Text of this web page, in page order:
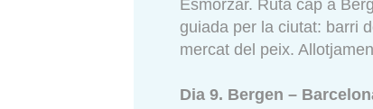
Esmorzar. Ruta cap a
guiada per la ciutat: barri
mercat del peix.
Dia 9. Bergen –